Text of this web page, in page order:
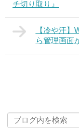
チ切り取り』
【冷や汗】
ら管理画面